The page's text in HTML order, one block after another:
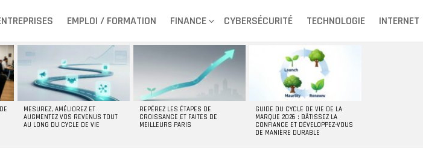
EMPLOI / FORMATION FINANCE CYBERSÉCURITÉ TECHNOLOGIE INTERNET
MESUREZ, AMÉLIOREZ ET
AUGMENTEZ VOS REVENUS TOUT
AU LONG DU CYCLE DE VIE
REPÉREZ LES ÉTAPES DE
CROISSANCE ET FAITES DE
MEILLEURS PARIS
GUIDE DU CYCLE DE VIE DE LA
MARQUE 2026 : BÂTISSEZ LA
CONFIANCE ET DÉVELOPPEZ-VOUS
DE MANIÈRE DURABLE